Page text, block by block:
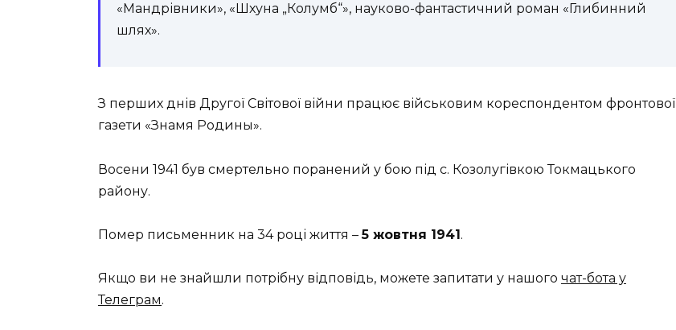
«Мандрівники», «Шхуна „Колумб“», науково-фантастичний роман «Глибинний
шлях».
З перших днів Другої Світової війни працює військовим кореспондентом фронтової
газети «Знамя Родины».
Восени 1941 був смертельно поранений у бою під с. Козолугівкою Токмацького
району.
Помер письменник на 34 році життя –5 жовтня 1941.
Якщо ви не знайшли потрібну відповідь, можете запитати у нашого чат-бота у
Телеграм.